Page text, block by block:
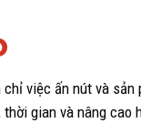
việc ấn nút và sản
gian và nâng cao